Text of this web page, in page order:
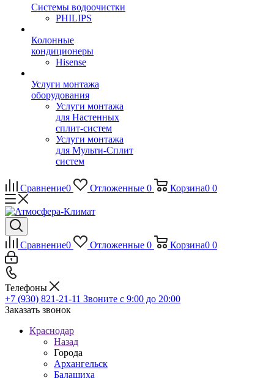
Системы водоочистки
PHILIPS
Колонные
кондиционеры
Hisense
Услуги монтажа
оборудования
Услуги монтажа
для Настенных
сплит-систем
Услуги монтажа
для Мульти-Сплит
систем
Сравнение0 Отложенные 0 Корзина0 0
Сравнение0 Отложенные 0 Корзина0 0
Телефоны
+7 (930) 821-21-11 Звоните с 9:00 до 20:00
Заказать звонок
Краснодар
Назад
Города
Архангельск
Балашиха